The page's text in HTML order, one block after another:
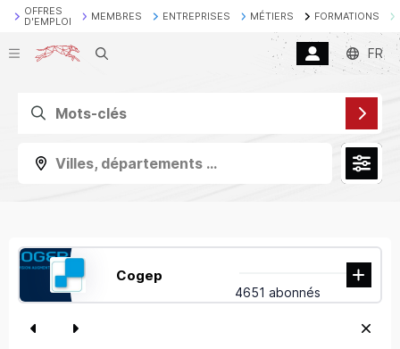
OFFRES
D'EMPLOI
MEMBRES ENTREPRISES MÉTIERS FORMATIONS
Recherche FR
Villes, départements ...
Cogep
4651 abonnés